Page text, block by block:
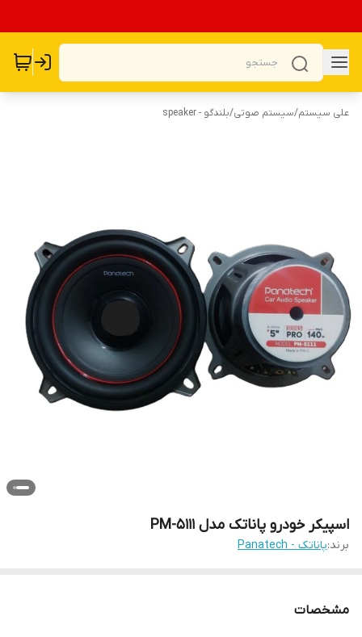
علی سیستم/سیستم صوتی/بلندگو - speaker
اسپیکر خودرو پاناتک مدل PM-5111
برند:پاناتک - Panatech
مشخصات